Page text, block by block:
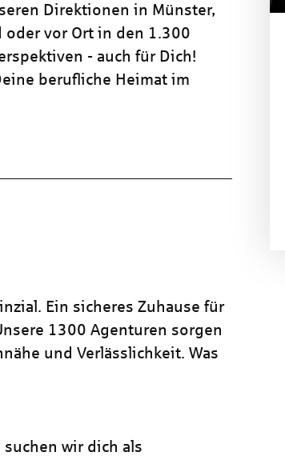
Direktionen in Münster,
oder vor Ort in den 1.300
- auch für Dich!
berufliche Heimat im
Ein sicheres Zuhause für
1300 Agenturen sorgen
und Verlässlichkeit. Was
suchen wir dich als